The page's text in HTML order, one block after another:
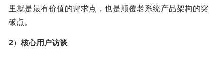
里就是最有价值的需求点，也是颠覆老系统产品架构的突
破点。
2）核心用户访谈